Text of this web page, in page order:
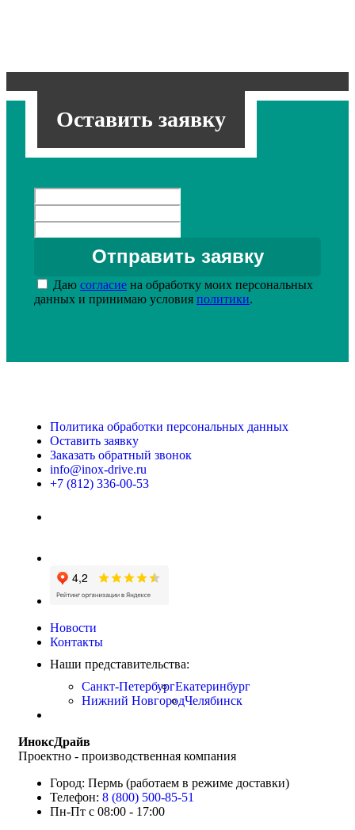
Оставить заявку
Даю согласие на обработку моих персональных
данных и принимаю условия политики.
Политика обработки персональных данных
Оставить заявку
Заказать обратный звонок
info@inox-drive.ru
+7 (812) 336-00-53
Новости
Контакты
Наши представительства:
Санкт-ПетербургЕкатеринбург
Нижний НовгородЧелябинск
ИноксДрайв
Проектно - производственная компания
Город: Пермь (работаем в режиме доставки)
Телефон: 8 (800) 500-85-51
Пн-Пт с 08:00 - 17:00